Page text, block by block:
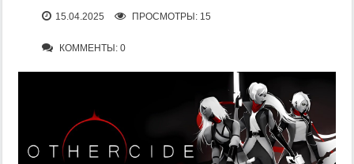
15.04.2025 ПРОСМОТРЫ: 15
КОММЕНТЫ: 0